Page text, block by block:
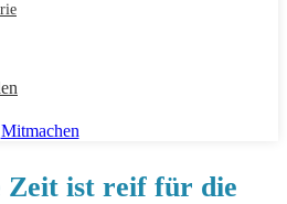
Mitmachen
Zeit ist reif für die